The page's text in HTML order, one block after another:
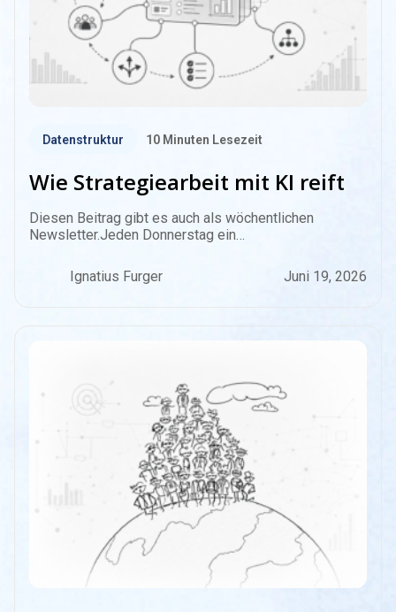
Datenstruktur 10 Minuten Lesezeit
Wie Strategiearbeit mit KI reift
Diesen Beitrag gibt es auch als wöchentlichen
Newsletter.Jeden Donnerstag ein…
Ignatius Furger Juni 19, 2026